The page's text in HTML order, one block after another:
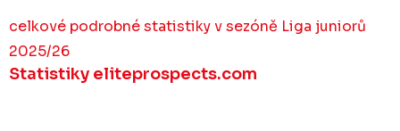
celkové podrobné statistiky v sezóně Liga juniorů
2025/26
Statistiky eliteprospects.com